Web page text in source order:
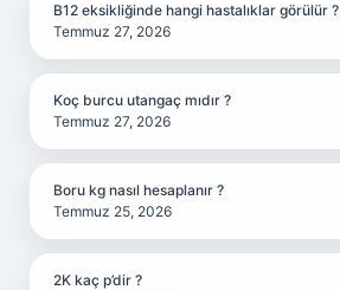
B12 eksikliğinde hangi hastalıklar görülür ?
Temmuz 27, 2026
Koç burcu utangaç mıdır ?
Temmuz 27, 2026
Boru kg nasıl hesaplanır ?
Temmuz 25, 2026
2K kaç p’dir ?